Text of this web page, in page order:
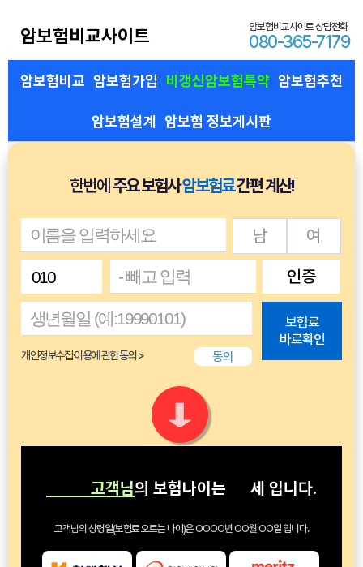
암보험비교사이트 암보험비교사이트 상담전화
080-365-7179
암보험비교 암보험가입 비갱신암보험특약 암보험추천
암보험설계 암보험 정보게시판
한번에 주요 보험사암보험료간편 계산!
남
여
인증
동의
보험료
바로확인
고객님의 보험나이는 세 입니다.
고객님의 상령일(보험료 오르는 나이)은OOOO년 OO월 OO일 입니다.